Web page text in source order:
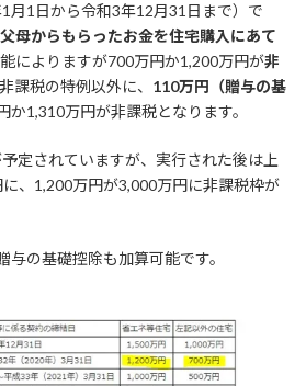
月1日から令和3年12月31日まで）で
母からもらったお金を住宅購入にあて
によりますが700万円か1,200万円が非
課税の特例以外に、 110万円（贈与の基
か1,310万円が非課税となります。
定されていますが、実行された後は上
、1,200万円が3,000万円に非課税枠が
の基礎控除も加算可能です。